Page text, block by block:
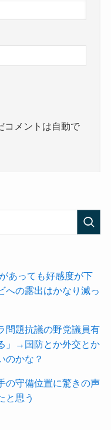
コメントは自動で
あっても好感度が下
の露出はかなり減っ
問題抗議の野党議員有
」→国防とか外交とか
のかな？
の守備位置に驚きの声
と思う